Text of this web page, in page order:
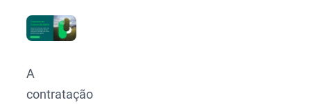
A
contratação